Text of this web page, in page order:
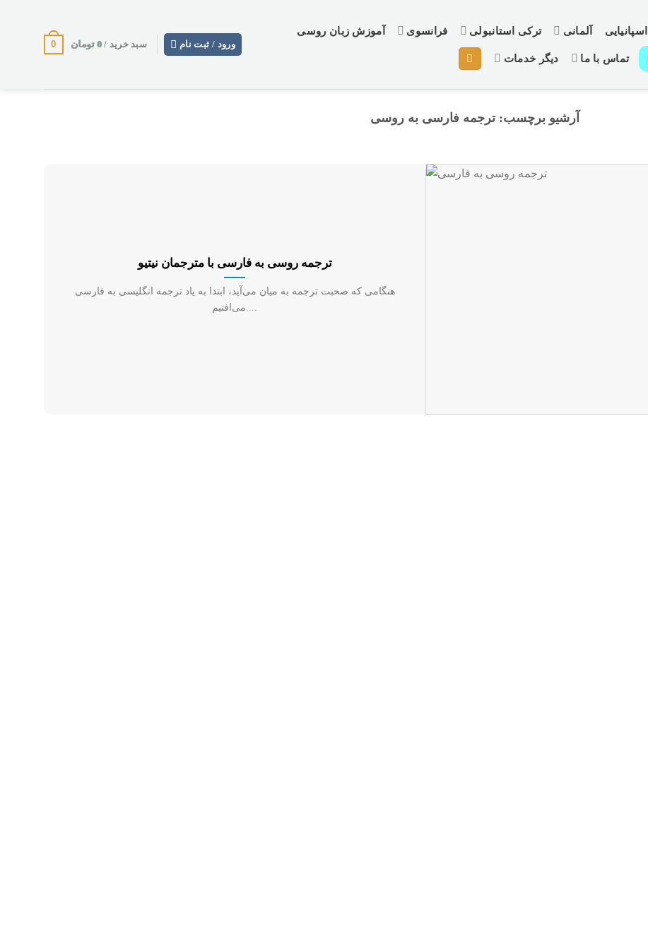
آلمانی ترکی استانبولی فرانسوی آموزش زبان روسی
تماس با ما دیگر خدمات
ورود / ثبت نام سبد خرید /0 تومان 0
آرشیو برچسب:ترجمه فارسی به روسی
ترجمه روسی به فارسی با مترجمان نیتیو
هنگامی که صحبت ترجمه به میان می‌آید، ابتدا به یاد ترجمه انگلیسی به فارسی
می‌افتیم....